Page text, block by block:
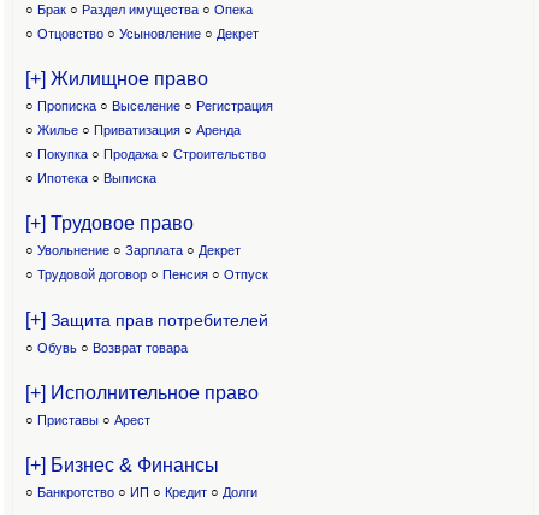
○ Брак ○ Раздел имущества ○ Опека
○ Отцовство○ Усыновление ○ Декрет
[+] Жилищное право
○ Прописка ○ Выселение ○ Регистрация
○ Жилье ○ Приватизация ○ Аренда
○ Покупка ○ Продажа ○ Строительство
○ Ипотека ○ Выписка
[+] Трудовое право
○ Увольнение ○ Зарплата ○ Декрет
○ Трудовой договор ○ Пенсия ○ Отпуск
[+] Защита прав потребителей
○ Обувь ○ Возврат товара
[+] Исполнительное право
○ Приставы ○ Арест
[+] Бизнес & Финансы
○ Банкротство ○ ИП ○ Кредит ○ Долги